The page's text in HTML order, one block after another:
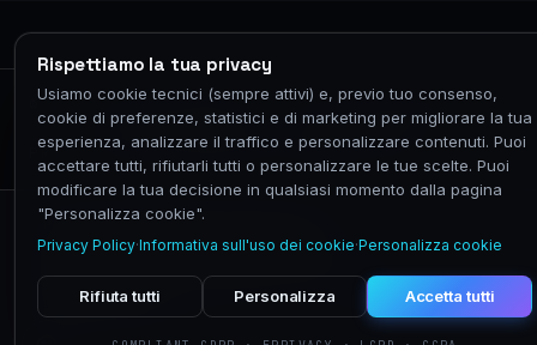
© 2026 NEXIM GLOBAL · P.IVA 02575760067 ·
VIA CALDERA 21, 20153 MILANO
PRIVACYCOOKIETERMINIACCESSIBILITÀ
NEXIM
Rispettiamo la tua privacy
Usiamo cookie tecnici (sempre attivi) e, previo tuo consenso,
cookie di preferenze, statistici e di marketing per migliorare la tua
esperienza, analizzare il traffico e personalizzare contenuti. Puoi
accettare tutti, rifiutarli tutti o personalizzare le tue scelte. Puoi
modificare la tua decisione in qualsiasi momento dalla pagina
"Personalizza cookie".
Privacy Policy·Informativa sull'uso dei cookie·Personalizza cookie
Rifiuta tutti Personalizza Accetta tutti
Privacy Policy Protezione dei dati personali
Difendersi dalle truffeSegnala abuso
Whistleblowing
© 2026 Nexim Italia S.r.l. · P.IVA IT02575760067